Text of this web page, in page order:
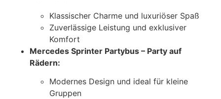
Klassischer Charme und luxuriöser Spaß
Zuverlässige Leistung und exklusiver
Komfort
Mercedes Sprinter Partybus – Party auf
Rädern:
Modernes Design und ideal für kleine
Gruppen